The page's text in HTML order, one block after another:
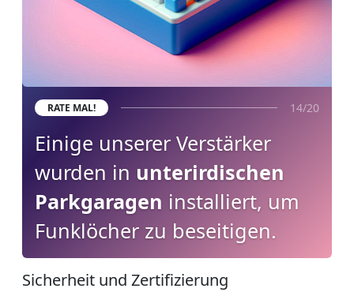
RATE MAL! 14/20
Einige unserer Verstärker
wurden in unterirdischen
Parkgaragen installiert, um
Funklöcher zu beseitigen.
Sicherheit und Zertifizierung